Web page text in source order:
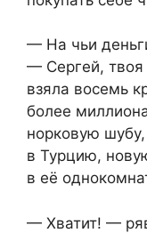
— На чьи
— Сергей, твоя
взяла восемь
более
норковую
в Турцию,
в её
— Хватит! —